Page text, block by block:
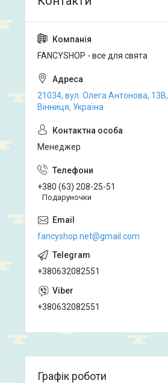
FANCYSHOP - все для свята
21034, вул. Олега Антонова, 13В,
Вінниця, Україна
Менеджер
+380 (63) 208-25-51
Подаруночки
fancyshop.net@gmail.com
+380632082551
+380632082551
Графік роботи